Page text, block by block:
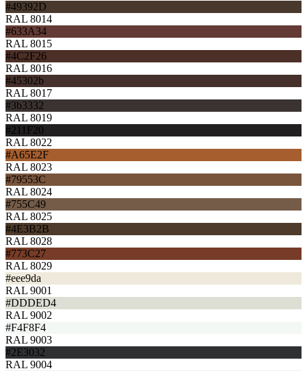
#49392D
RAL 8014
#633A34
RAL 8015
#4C2F26
RAL 8016
#45302b
RAL 8017
#3b3332
RAL 8019
#211F20
RAL 8022
#A65E2F
RAL 8023
#79553C
RAL 8024
#755C49
RAL 8025
#4E3B2B
RAL 8028
#773C27
RAL 8029
#eee9da
RAL 9001
#DDDED4
RAL 9002
#F4F8F4
RAL 9003
#2E3032
RAL 9004